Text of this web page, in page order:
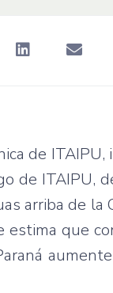
de ITAIPU,
de ITAIPU,
arriba de la
que